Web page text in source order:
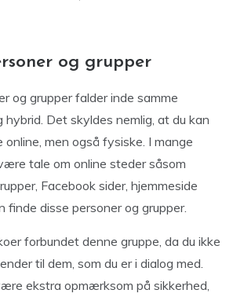
og grupper
og grupper falder inde samme
hybrid. Det skyldes nemlig, at du kan
online, men også fysiske. I mange
tale om online steder såsom
Facebook sider, hjemmeside
finde disse personer og grupper.
forbundet denne gruppe, da du ikke
til dem, som du er i dialog med.
ekstra opmærksom på sikkerhed,